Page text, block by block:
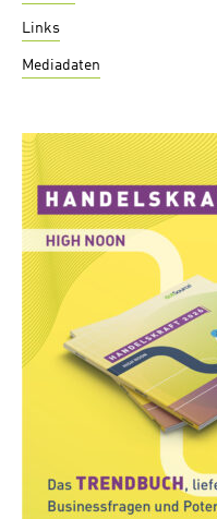
Links
Mediadaten